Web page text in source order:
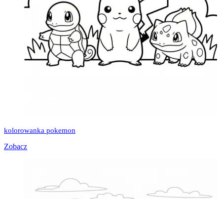
kolorowanka pokemon
Zobacz